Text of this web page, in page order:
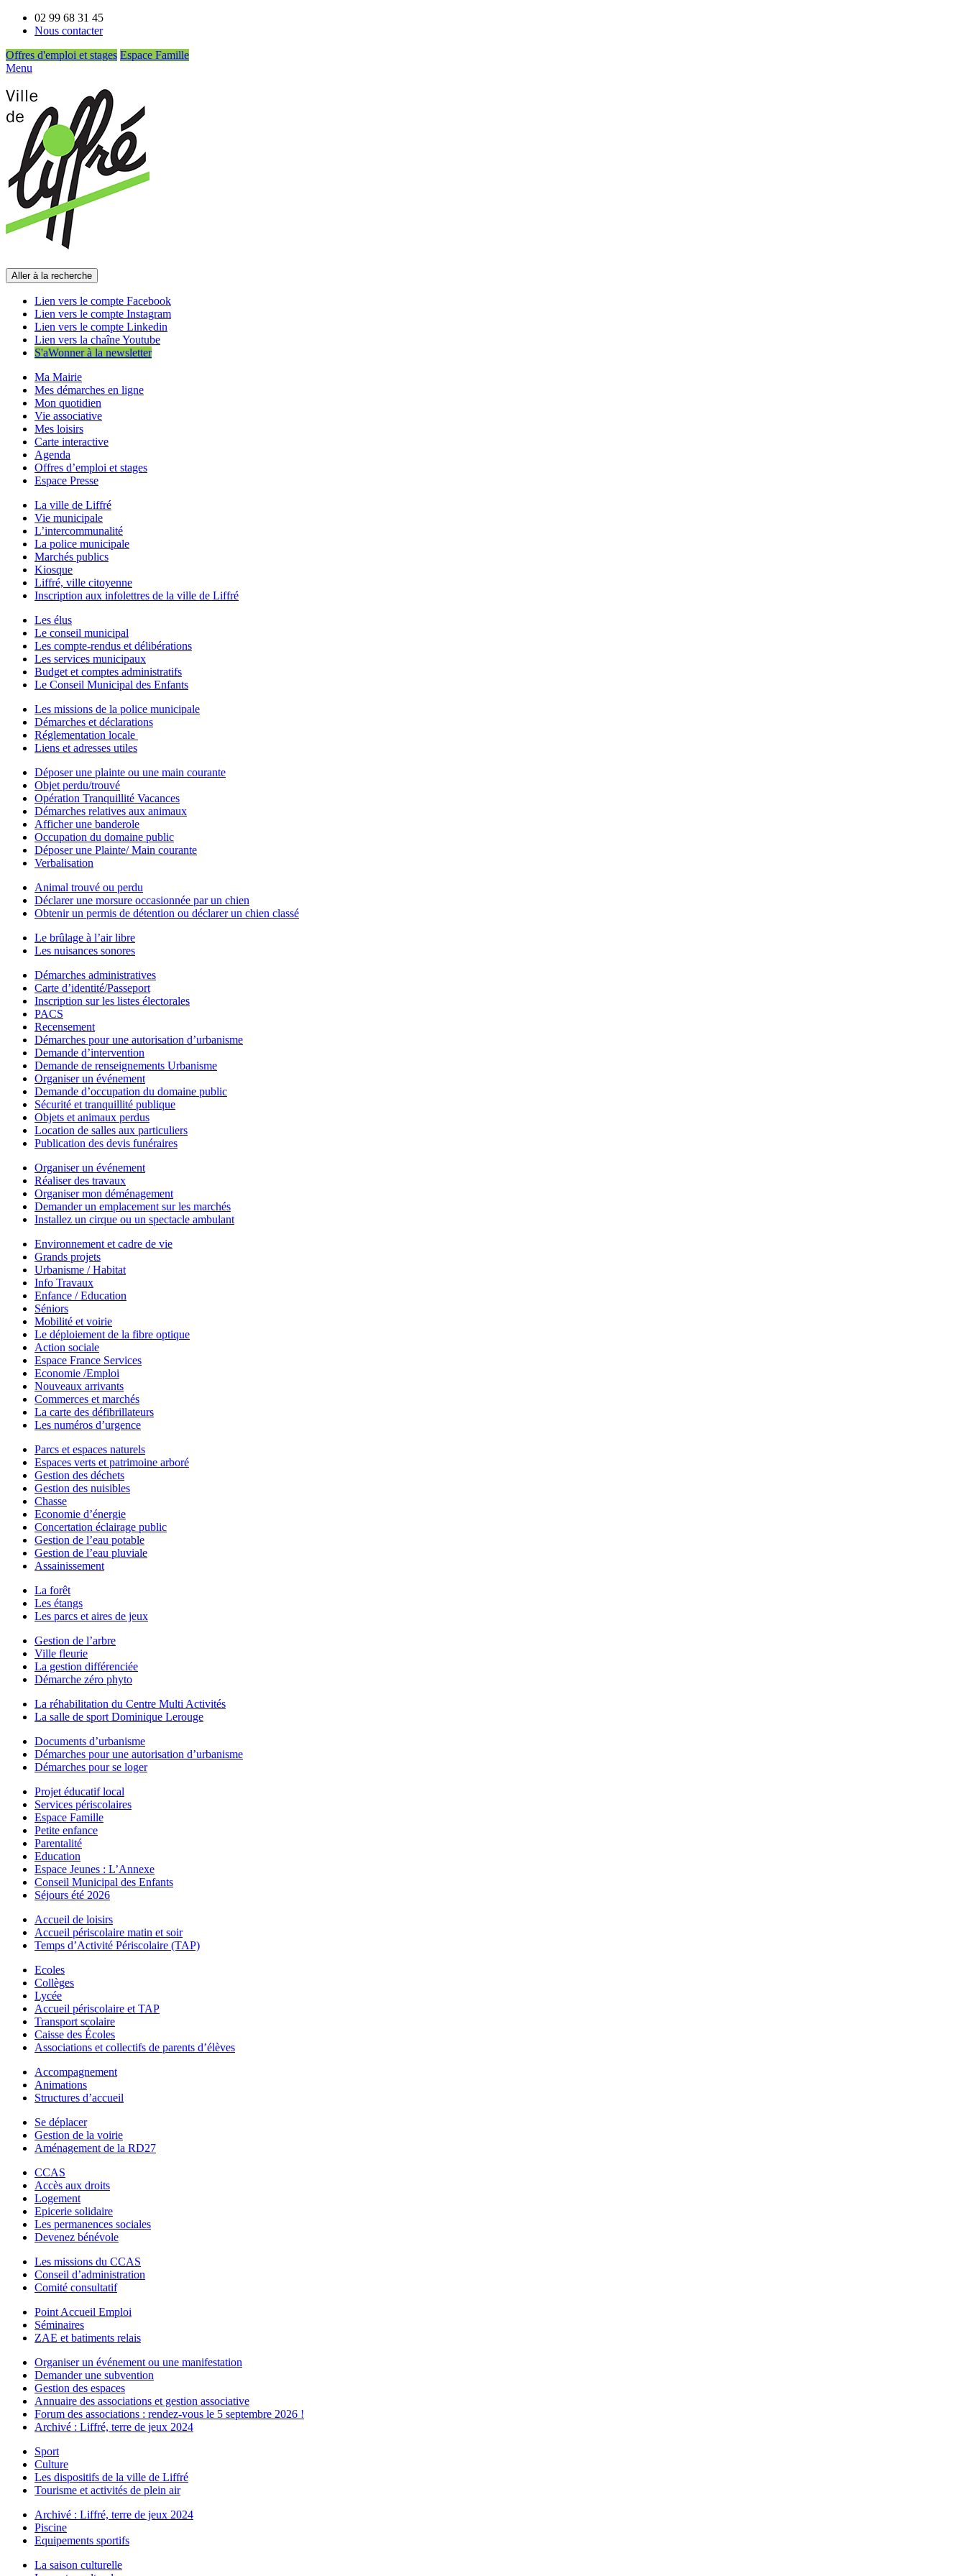
02 99 68 31 45
Nous contacter
Offres d'emploi et stages Espace Famille
Menu
Aller à la recherche
Lien vers le compte Facebook
Lien vers le compte Instagram
Lien vers le compte Linkedin
Lien vers la chaîne Youtube
S'aWonner à la newsletter
Ma Mairie
Mes démarches en ligne
Mon quotidien
Vie associative
Mes loisirs
Carte interactive
Agenda
Offres d’emploi et stages
Espace Presse
La ville de Liffré
Vie municipale
L’intercommunalité
La police municipale
Marchés publics
Kiosque
Liffré, ville citoyenne
Inscription aux infolettres de la ville de Liffré
Les élus
Le conseil municipal
Les compte-rendus et délibérations
Les services municipaux
Budget et comptes administratifs
Le Conseil Municipal des Enfants
Les missions de la police municipale
Démarches et déclarations
Réglementation locale
Liens et adresses utiles
Déposer une plainte ou une main courante
Objet perdu/trouvé
Opération Tranquillité Vacances
Démarches relatives aux animaux
Afficher une banderole
Occupation du domaine public
Déposer une Plainte/ Main courante
Verbalisation
Animal trouvé ou perdu
Déclarer une morsure occasionnée par un chien
Obtenir un permis de détention ou déclarer un chien classé
Le brûlage à l’air libre
Les nuisances sonores
Démarches administratives
Carte d’identité/Passeport
Inscription sur les listes électorales
PACS
Recensement
Démarches pour une autorisation d’urbanisme
Demande d’intervention
Demande de renseignements Urbanisme
Organiser un événement
Demande d’occupation du domaine public
Sécurité et tranquillité publique
Objets et animaux perdus
Location de salles aux particuliers
Publication des devis funéraires
Organiser un événement
Réaliser des travaux
Organiser mon déménagement
Demander un emplacement sur les marchés
Installez un cirque ou un spectacle ambulant
Environnement et cadre de vie
Grands projets
Urbanisme / Habitat
Info Travaux
Enfance / Education
Séniors
Mobilité et voirie
Le déploiement de la fibre optique
Action sociale
Espace France Services
Economie /Emploi
Nouveaux arrivants
Commerces et marchés
La carte des défibrillateurs
Les numéros d’urgence
Parcs et espaces naturels
Espaces verts et patrimoine arboré
Gestion des déchets
Gestion des nuisibles
Chasse
Economie d’énergie
Concertation éclairage public
Gestion de l’eau potable
Gestion de l’eau pluviale
Assainissement
La forêt
Les étangs
Les parcs et aires de jeux
Gestion de l’arbre
Ville fleurie
La gestion différenciée
Démarche zéro phyto
La réhabilitation du Centre Multi Activités
La salle de sport Dominique Lerouge
Documents d’urbanisme
Démarches pour une autorisation d’urbanisme
Démarches pour se loger
Projet éducatif local
Services périscolaires
Espace Famille
Petite enfance
Parentalité
Education
Espace Jeunes : L’Annexe
Conseil Municipal des Enfants
Séjours été 2026
Accueil de loisirs
Accueil périscolaire matin et soir
Temps d’Activité Périscolaire (TAP)
Ecoles
Collèges
Lycée
Accueil périscolaire et TAP
Transport scolaire
Caisse des Écoles
Associations et collectifs de parents d’élèves
Accompagnement
Animations
Structures d’accueil
Se déplacer
Gestion de la voirie
Aménagement de la RD27
CCAS
Accès aux droits
Logement
Epicerie solidaire
Les permanences sociales
Devenez bénévole
Les missions du CCAS
Conseil d’administration
Comité consultatif
Point Accueil Emploi
Séminaires
ZAE et batiments relais
Organiser un événement ou une manifestation
Demander une subvention
Gestion des espaces
Annuaire des associations et gestion associative
Forum des associations : rendez-vous le 5 septembre 2026 !
Archivé : Liffré, terre de jeux 2024
Sport
Culture
Les dispositifs de la ville de Liffré
Tourisme et activités de plein air
Archivé : Liffré, terre de jeux 2024
Piscine
Equipements sportifs
La saison culturelle